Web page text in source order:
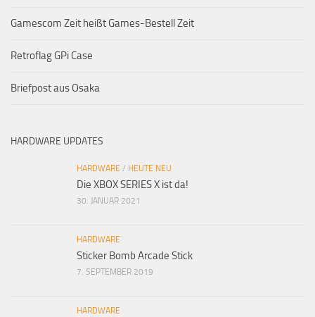
Gamescom Zeit heißt Games-Bestell Zeit
Retroflag GPi Case
Briefpost aus Osaka
HARDWARE UPDATES
HARDWARE / HEUTE NEU
Die XBOX SERIES X ist da!
30. JANUAR 2021
HARDWARE
Sticker Bomb Arcade Stick
7. SEPTEMBER 2019
HARDWARE